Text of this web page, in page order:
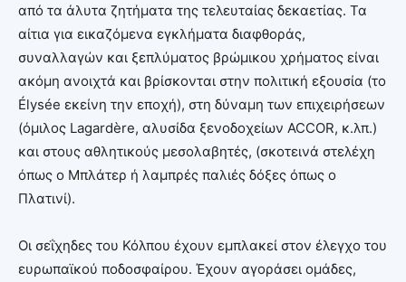
από τα άλυτα ζητήματα της τελευταίας δεκαετίας. Τα
αίτια για εικαζόμενα εγκλήματα διαφθοράς,
συναλλαγών και ξεπλύματος βρώμικου χρήματος είναι
ακόμη ανοιχτά και βρίσκονται στην πολιτική εξουσία (το
Élysée εκείνη την εποχή), στη δύναμη των επιχειρήσεων
(όμιλος Lagardère, αλυσίδα ξενοδοχείων ACCOR, κ.λπ.)
και στους αθλητικούς μεσολαβητές, (σκοτεινά στελέχη
όπως ο Μπλάτερ ή λαμπρές παλιές δόξες όπως ο
Πλατινί).
Οι σεΐχηδες του Κόλπου έχουν εμπλακεί στον έλεγχο του
ευρωπαϊκού ποδοσφαίρου. Έχουν αγοράσει ομάδες,